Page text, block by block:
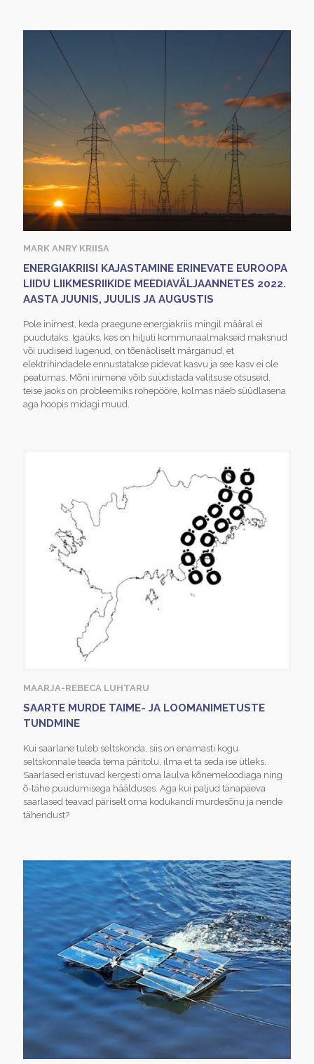
MARK ANRY KRIISA
ENERGIAKRIISI KAJASTAMINE ERINEVATE EUROOPA
LIIDU LIIKMESRIIKIDE MEEDIAVÄLJAANNETES 2022.
AASTA JUUNIS, JUULIS JA AUGUSTIS
Pole inimest, keda praegune energiakriis mingil määral ei
puudutaks. Igaüks, kes on hiljuti kommunaalmakseid maksnud
või uudiseid lugenud, on tõenäoliselt märganud, et
elektrihindadele ennustatakse pidevat kasvu ja see kasv ei ole
peatumas. Mõni inimene võib süüdistada valitsuse otsuseid,
teise jaoks on probleemiks rohepööre, kolmas näeb süüdlasena
aga hoopis midagi muud.
MAARJA-REBECA LUHTARU
SAARTE MURDE TAIME- JA LOOMANIMETUSTE
TUNDMINE
Kui saarlane tuleb seltskonda, siis on enamasti kogu
seltskonnale teada tema päritolu, ilma et ta seda ise ütleks.
Saarlased eristuvad kergesti oma laulva kõnemeloodiaga ning
õ-tähe puudumisega häälduses. Aga kui paljud tänapäeva
saarlased teavad päriselt oma kodukandi murdesõnu ja nende
tähendust?